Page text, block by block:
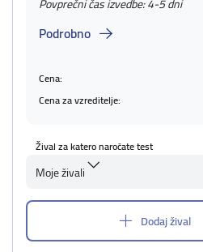
Podrobno
Cena:
Cena za vzreditelje:
Žival za katero naročate test
Moje živali
Dodaj žival